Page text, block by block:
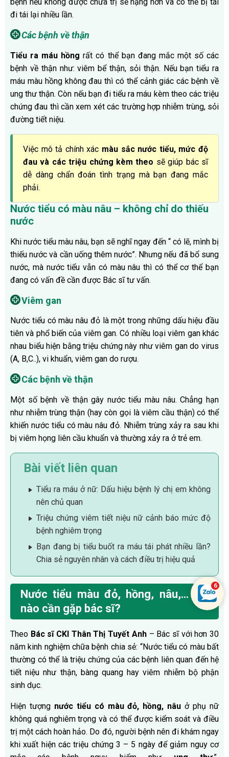
bệnh nếu không được chữa trị sẽ nặng hơn và có thể bị tái
đi tái lại nhiều lần.
Các bệnh về thận
Tiểu ra máu hồng rất có thể bạn đang mắc một số các
bệnh về thận như: viêm bể thận, sỏi thận. Nếu bạn tiểu ra
máu màu hồng không đau thì có thể cảnh giác các bệnh về
ung thư thận. Còn nếu bạn đi tiểu ra máu kèm theo các triệu
chứng đau thì cần xem xét các trường hợp nhiễm trùng, sỏi
đường tiết niệu.
Việc mô tả chính xác màu sắc nước tiểu, mức độ
đau và các triệu chứng kèm theo sẽ giúp bác sĩ
dễ dàng chẩn đoán tình trạng mà bạn đang mắc
phải.
Nước tiểu có màu nâu – không chỉ do thiếu
nước
Khi nước tiểu màu nâu, bạn sẽ nghĩ ngay đến “ có lẽ, mình bị
thiếu nước và cần uống thêm nước”. Nhưng nếu đã bổ sung
nước, mà nước tiểu vẫn có màu nâu thì có thể cơ thể bạn
đang có vấn đề cần được Bác sĩ tư vấn.
Viêm gan
Nước tiểu có màu nâu đỏ là một trong những dấu hiệu đầu
tiên và phổ biến của viêm gan. Có nhiều loại viêm gan khác
nhau biểu hiện bằng triệu chứng này như viêm gan do virus
(A, B,C..), vi khuẩn, viêm gan do rượu.
Các bệnh về thận
Một số bệnh về thận gây nước tiểu màu nâu. Chẳng hạn
như nhiễm trùng thận (hay còn gọi là viêm cầu thận) có thể
khiến nước tiểu có màu nâu đỏ. Nhiễm trùng xảy ra sau khi
bị viêm họng liên cầu khuẩn và thường xảy ra ở trẻ em.
Bài viết liên quan
Tiểu ra máu ở nữ: Dấu hiệu bệnh lý chị em không
nên chủ quan
Triệu chứng viêm tiết niệu nữ cảnh báo mức độ
bệnh nghiêm trọng
Bạn đang bị tiểu buốt ra máu tái phát nhiều lần?
Chia sẻ nguyên nhân và cách điều trị hiệu quả
Nước tiểu màu đỏ, hồng, nâu,… khi
nào cần gặp bác sĩ?
Theo Bác sĩ CKI Thân Thị Tuyết Anh– Bác sĩ với hơn 30
năm kinh nghiệm chữa bệnh chia sẻ: “Nước tiểu có màu bất
thường có thể là triệu chứng của các bệnh liên quan đến hệ
tiết niệu như thận, bàng quang hay viêm nhiễm bộ phận
sinh dục.
Hiện tượng nước tiểu có màu đỏ, hồng, nâu ở phụ nữ
không quá nghiêm trọng và có thể được kiểm soát và điều
trị một cách hoàn hảo. Do đó, người bệnh nên đi khám ngay
khi xuất hiện các triệu chứng 3 – 5 ngày để giảm nguy cơ